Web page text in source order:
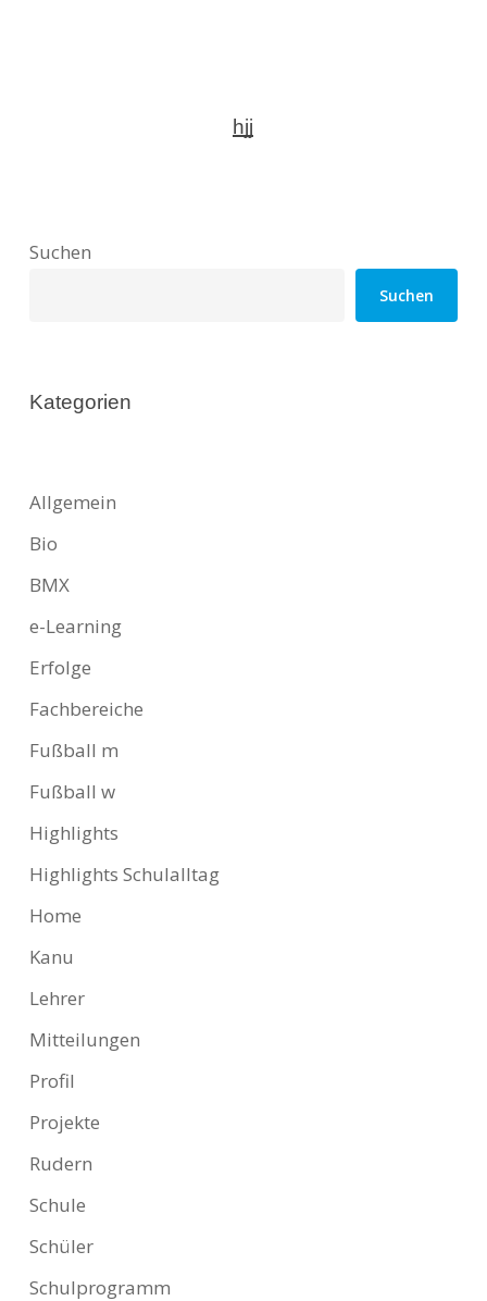
hjj
Suchen
Suchen
Kategorien
Allgemein
Bio
BMX
e-Learning
Erfolge
Fachbereiche
Fußball m
Fußball w
Highlights
Highlights Schulalltag
Home
Kanu
Lehrer
Mitteilungen
Profil
Projekte
Rudern
Schule
Schüler
Schulprogramm